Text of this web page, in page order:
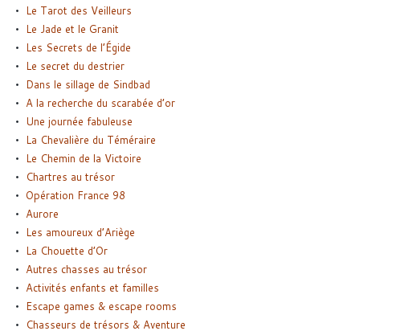
Le Tarot des Veilleurs
Le Jade et le Granit
Les Secrets de l’Égide
Le secret du destrier
Dans le sillage de Sindbad
A la recherche du scarabée d’or
Une journée fabuleuse
La Chevalière du Téméraire
Le Chemin de la Victoire
Chartres au trésor
Opération France 98
Aurore
Les amoureux d’Ariège
La Chouette d’Or
Autres chasses au trésor
Activités enfants et familles
Escape games & escape rooms
Chasseurs de trésors & Aventure